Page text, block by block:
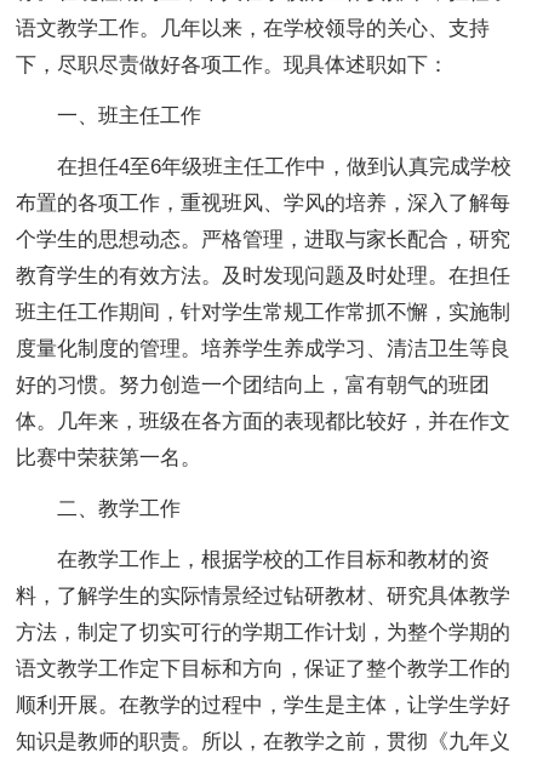
语文教学工作。几年以来，在学校领导的关心、支持
下，尽职尽责做好各项工作。现具体述职如下：
一、班主任工作
在担任4至6年级班主任工作中，做到认真完成学校
布置的各项工作，重视班风、学风的培养，深入了解每
个学生的思想动态。严格管理，进取与家长配合，研究
教育学生的有效方法。及时发现问题及时处理。在担任
班主任工作期间，针对学生常规工作常抓不懈，实施制
度量化制度的管理。培养学生养成学习、清洁卫生等良
好的习惯。努力创造一个团结向上，富有朝气的班团
体。几年来，班级在各方面的表现都比较好，并在作文
比赛中荣获第一名。
二、教学工作
在教学工作上，根据学校的工作目标和教材的资
料，了解学生的实际情景经过钻研教材、研究具体教学
方法，制定了切实可行的学期工作计划，为整个学期的
语文教学工作定下目标和方向，保证了整个教学工作的
顺利开展。在教学的过程中，学生是主体，让学生学好
知识是教师的职责。所以，在教学之前，贯彻《九年义